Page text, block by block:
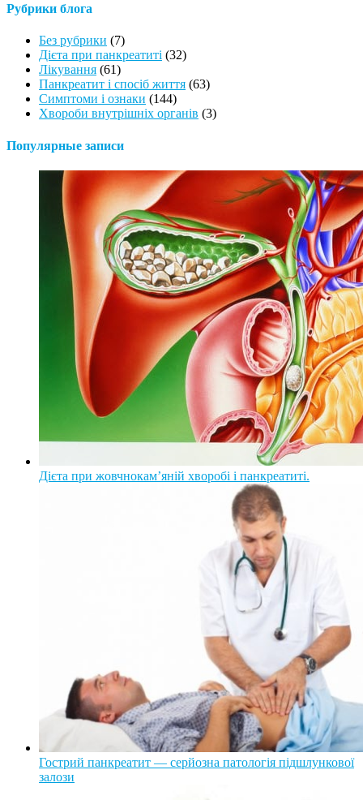
Рубрики блога
Без рубрики (7)
Дієта при панкреатиті (32)
Лікування (61)
Панкреатит і спосіб життя (63)
Симптоми і ознаки (144)
Хвороби внутрішніх органів (3)
Популярные записи
Дієта при жовчнокам’яній хворобі і панкреатиті.
Гострий панкреатит — серйозна патологія підшлункової
залози